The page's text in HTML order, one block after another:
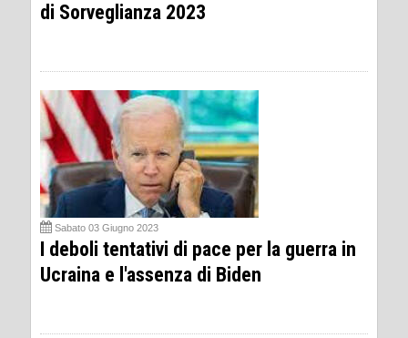
di Sorveglianza 2023
Sabato 03 Giugno 2023
I deboli tentativi di pace per la guerra in
Ucraina e l'assenza di Biden